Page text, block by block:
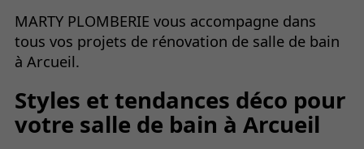
MARTY PLOMBERIE vous accompagne dans
tous vos projets de rénovation de salle de bain
à Arcueil.
Styles et tendances déco pour
votre salle de bain à Arcueil